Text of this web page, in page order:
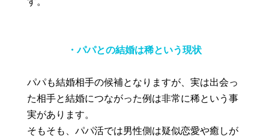
・パパとの結婚は稀という現状
パパも結婚相手の候補となりますが、実は出会っ
た相手と結婚につながった例は非常に稀という事
実があります。
そもそも、パパ活では男性側は疑似恋愛や癒しが